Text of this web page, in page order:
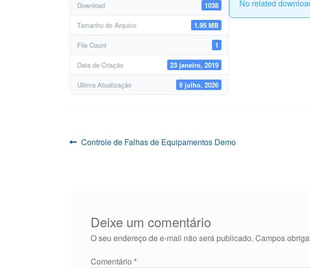
Download 1038
Tamanho do Arquivo 1.95 MB
File Count 1
Data de Criação 23 janeiro, 2019
Ultima Atualização 9 julho, 2026
No related
Navegação
Post
Controle de Falhas de Equipamentos Demo
Deixe um comentário
O seu endereço de e-mail não será publicado. Campos
Comentário *